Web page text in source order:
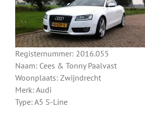
Registernummer: 2016.055
Naam: Cees & Tonny Paalvast
Woonplaats: Zwijndrecht
Merk: Audi
Type: A5 S-Line